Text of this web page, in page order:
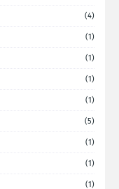
(4)
(1)
(1)
(1)
(1)
(5)
(1)
(1)
(1)